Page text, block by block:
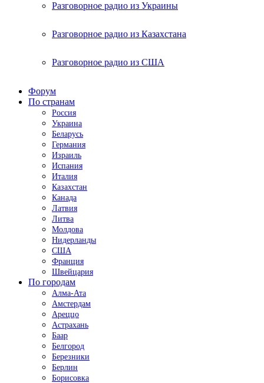
Разговорное радио из Украины
Разговорное радио из Казахстана
Разговорное радио из США
Форум
По странам
Россия
Украина
Беларусь
Германия
Израиль
Испания
Италия
Казахстан
Канада
Латвия
Литва
Молдова
Нидерланды
США
Франция
Швейцария
По городам
Алма-Ата
Амстердам
Ареццо
Астрахань
Баар
Белгород
Березники
Берлин
Борисовка